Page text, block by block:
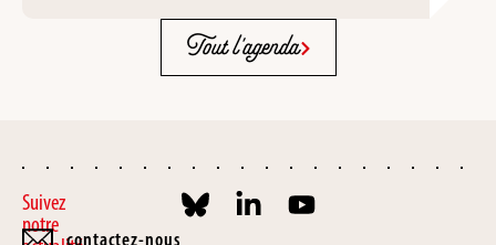
Tout l'agenda
Suivez
notre
contactez-nous